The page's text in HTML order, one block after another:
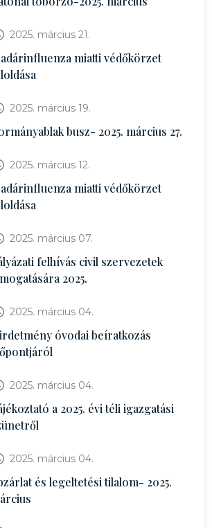
2025. március 21.
miatti védőkörzet
2025. március 19.
busz- 2025. március 27.
2025. március 12.
miatti védőkörzet
2025. március 07.
felhívás civil szervezetek
2025.
2025. március 04.
óvodai beíratkozás
2025. március 04.
a 2025. évi téli igazgatási
2025. március 04.
és legeltetési tilalom- 2025.